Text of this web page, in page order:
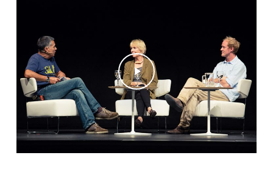
Play Video